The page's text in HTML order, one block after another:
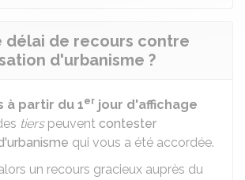
délai de recours contre
d'urbanisme ?
à partir du 1er jour d'affichage
tierspeuvent contester
qui vous a été accordée.
un recours gracieux auprès du